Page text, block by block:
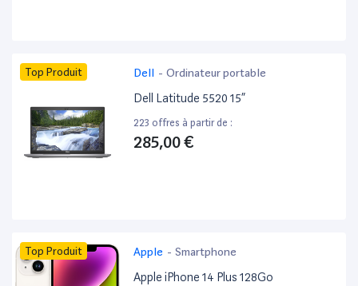
Top Produit Dell - Ordinateur portable
Dell Latitude 5520 15”
223 offres à partir de :
285,00 €
Top Produit Apple - Smartphone
Apple iPhone 14 Plus 128Go